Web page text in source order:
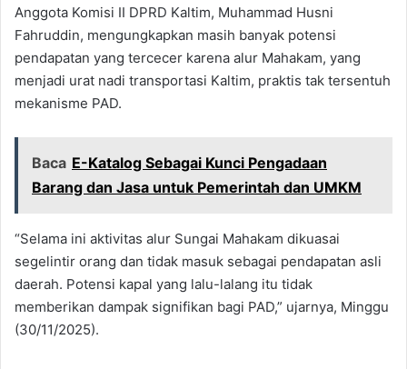
Anggota Komisi II DPRD Kaltim, Muhammad Husni
Fahruddin, mengungkapkan masih banyak potensi
pendapatan yang tercecer karena alur Mahakam, yang
menjadi urat nadi transportasi Kaltim, praktis tak tersentuh
mekanisme PAD.
Baca E-Katalog Sebagai Kunci Pengadaan
Barang dan Jasa untuk Pemerintah dan UMKM
“Selama ini aktivitas alur Sungai Mahakam dikuasai
segelintir orang dan tidak masuk sebagai pendapatan asli
daerah. Potensi kapal yang lalu-lalang itu tidak
memberikan dampak signifikan bagi PAD,” ujarnya, Minggu
(30/11/2025).